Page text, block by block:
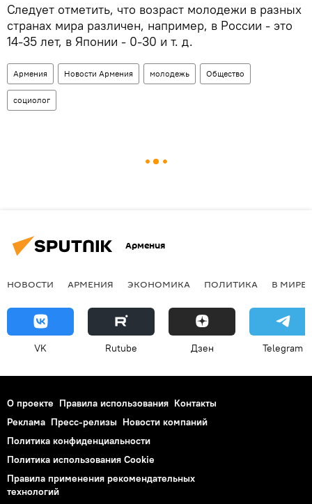
Следует отметить, что возраст молодежи в разных
странах мира различен, например, в России - это
14-35 лет, в Японии - 0-30 и т. д.
Армения Новости Армения молодежь Общество
социолог
Армения
НОВОСТИ АРМЕНИЯ ЭКОНОМИКА ПОЛИТИКА В МИРЕ
VK Rutube Дзен Telegram
О проекте Правила использования Контакты
Реклама Пресс-релизы Новости компаний
Политика конфиденциальности
Политика использования Cookie
Правила применения рекомендательных
технологий